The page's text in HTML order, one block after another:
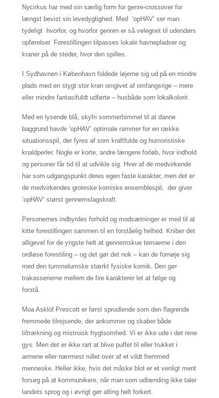
Nycirkus har med sin særlig form for genre-crossover for
længst bevist sin levedygtighed. Med ’opHAV’ ser man
tydeligt hvorfor, og hvorfor genren er så velegnet til udendørs
opførelser. Forestillingen tilpasses lokale havnepladser og
kraner på de steder, hvor den spilles.
I Sydhavnen i København foldede løjerne sig ud på en mindre
plads med en stygt stor kran omgivet af omfangsrige – mere
eller mindre fantasifuldt udførte – husbåde som lokalkolorit.
Med en lysende blå, skyfri sommerhimmel til at danne
baggrund havde ’opHAV’ optimale rammer for en række
situationsspil, der fyres af som kraftfulde og humoristiske
knaldperler. Nogle er korte, andre længere forløb, hvor indhold
og personer får tid til at udvikle sig. Hver af de medvirkende
har som udgangspunkt deres egen faste karakter, men det er
de medvirkendes groteske komiske ensemblespil, der giver
’opHAV’ størst gennemslagskraft.
Personernes indbyrdes forhold og modsætninger er med til at
kitte forestillingen sammen til en forståelig helhed. Kniber det
alligevel for de yngste helt at gennemskue temaerne i den
ordløse forestiling – og det gør det nok – kan de fornøje sig
med den tummelumske stærkt fysiske komik. Den gør
trakasserierne mellem de fire karakterer let at følge og
forstå.
Moa Asklöf Prescott er først sprudlende som den flagrende
fremmede tilrejsende, der ankommer og skaber både
tiltrækning og mistroisk frygtsomhed. Vi er ikke ude i det rene
gys. Men det er ikke rart at blive puffet til eller trukket i
armene eller nærmest rullet over af et vildt fremmed
menneske. Heller ikke, hvis det måske blot er et venligt ment
forsøg på at kommunikere, når man som udlænding ikke taler
landets sprog og i øvrigt gør alting helt forkert.